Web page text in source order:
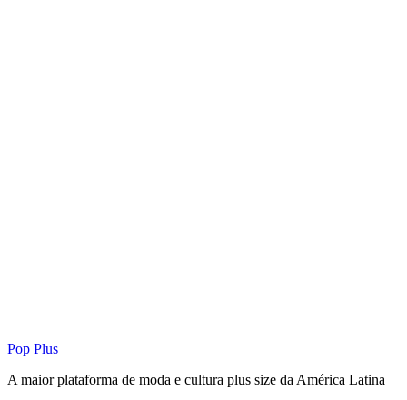
Pop Plus
A maior plataforma de moda e cultura plus size da América Latina